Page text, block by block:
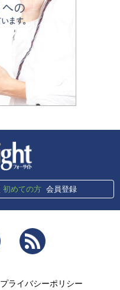
初めての方 会員登録
Twitter
プライバシーポリシー